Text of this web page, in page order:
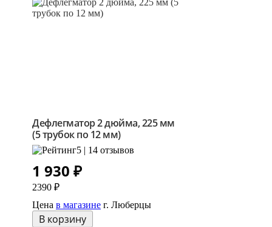
Дефлегматор 2 дюйма, 225 мм
(5 трубок по 12 мм)
5 | 14 отзывов
1 930 ₽
2390 ₽
Цена в магазине г. Люберцы
В корзину